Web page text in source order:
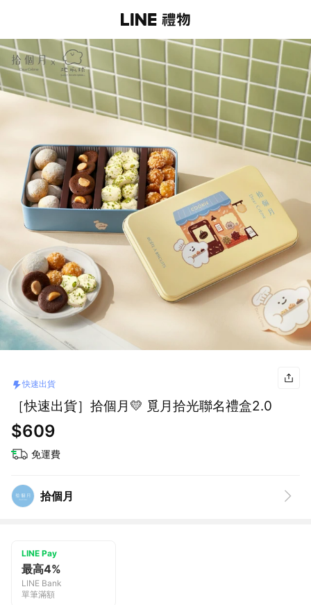
快速出貨
［快速出貨］拾個月💛 覓月拾光聯名禮盒2.0
$609
免運費
拾個月
LINE Pay
最高4%
LINE Bank
單筆滿額